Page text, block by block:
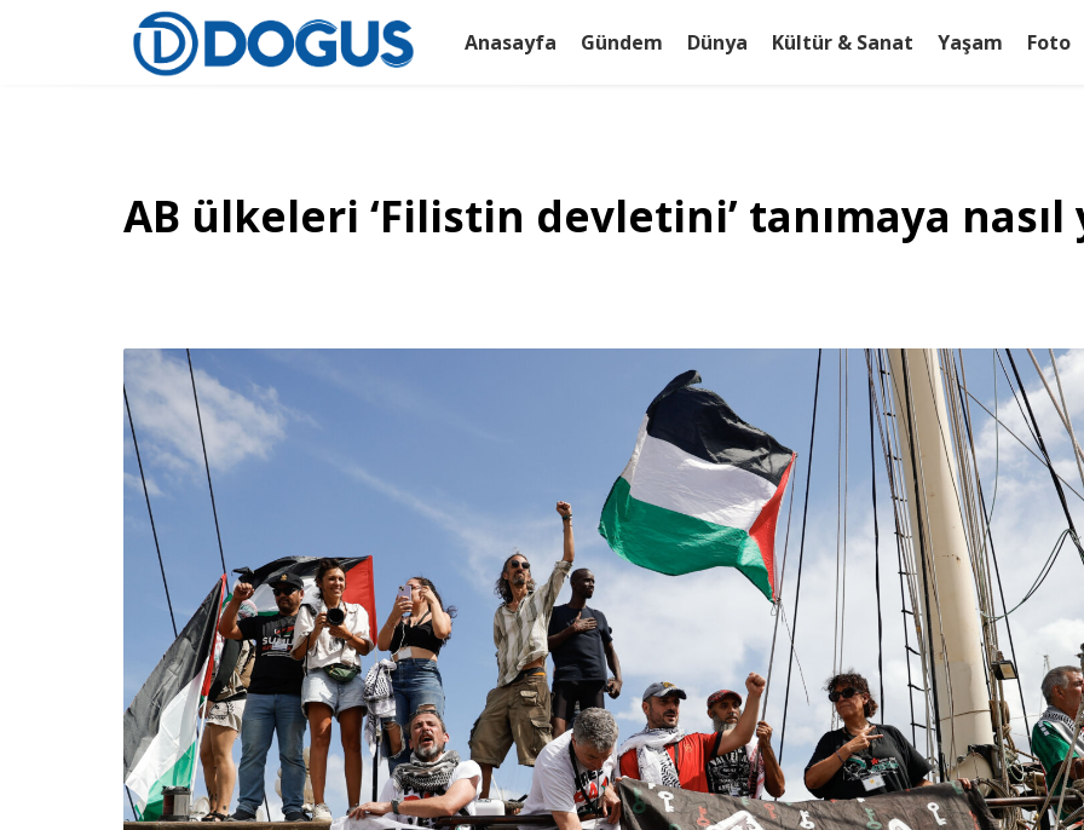
Anasayfa Gündem Dünya Kültür & Sanat Yaşam Foto
AB ülkeleri ‘Filistin devletini’ tanımaya nasıl